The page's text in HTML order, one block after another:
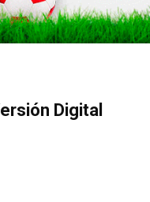
Digital